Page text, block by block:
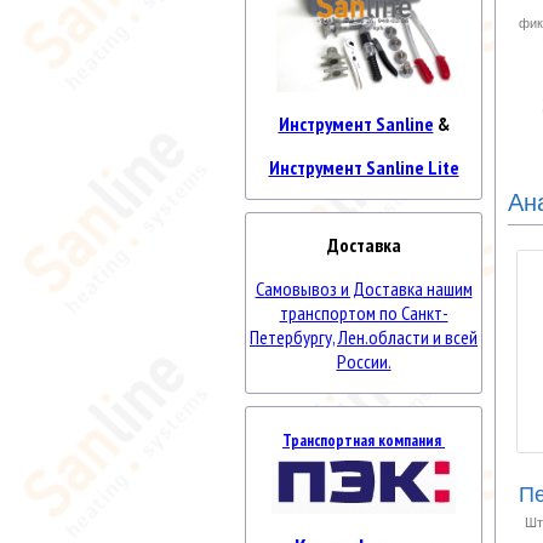
Инструмент Sanline &
Инструмент Sanline Lite
Доставка
Самовывоз и Доставка нашим
транспортом по Санкт-
Петербургу, Лен.области и всей
России.
Транспортная компания